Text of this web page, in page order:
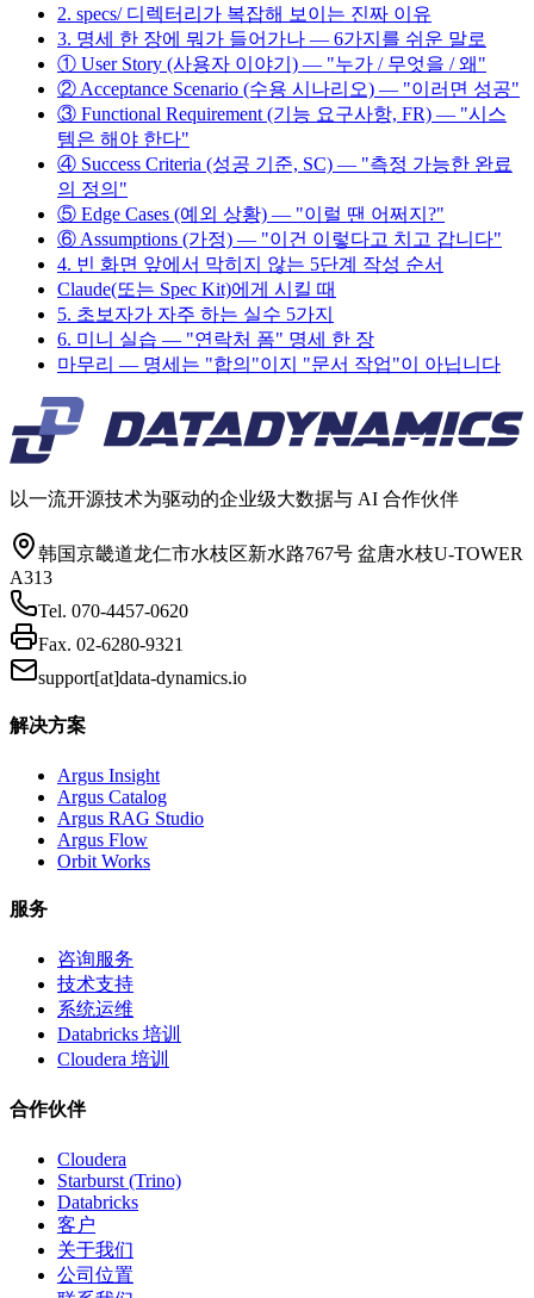
2. specs/ 디렉터리가 복잡해 보이는 진짜 이유
3. 명세 한 장에 뭐가 들어가나 — 6가지를 쉬운 말로
① User Story (사용자 이야기) — "누가 / 무엇을 / 왜"
② Acceptance Scenario (수용 시나리오) — "이러면 성공"
③ Functional Requirement (기능 요구사항, FR) — "시스
템은 해야 한다"
④ Success Criteria (성공 기준, SC) — "측정 가능한 완료
의 정의"
⑤ Edge Cases (예외 상황) — "이럴 땐 어쩌지?"
⑥ Assumptions (가정) — "이건 이렇다고 치고 갑니다"
4. 빈 화면 앞에서 막히지 않는 5단계 작성 순서
Claude(또는 Spec Kit)에게 시킬 때
5. 초보자가 자주 하는 실수 5가지
6. 미니 실습 — "연락처 폼" 명세 한 장
마무리 — 명세는 "합의"이지 "문서 작업"이 아닙니다
以一流开源技术为驱动的企业级大数据与 AI 合作伙伴
韩国京畿道龙仁市水枝区新水路767号 盆唐水枝U-TOWER
A313
Tel. 070-4457-0620
Fax. 02-6280-9321
support[at]data-dynamics.io
解决方案
Argus Insight
Argus Catalog
Argus RAG Studio
Argus Flow
Orbit Works
服务
咨询服务
技术支持
系统运维
Databricks 培训
Cloudera 培训
合作伙伴
Cloudera
Starburst (Trino)
Databricks
客户
关于我们
公司位置